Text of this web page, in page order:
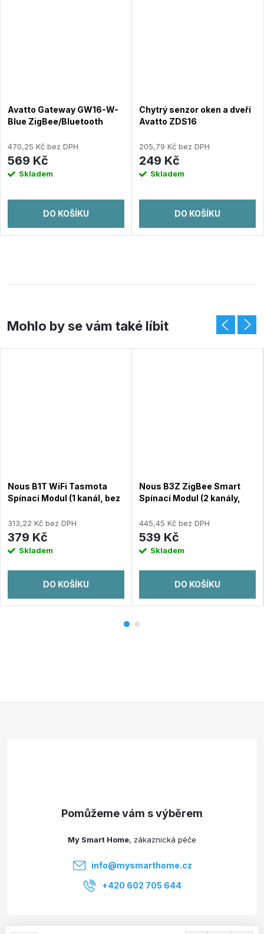
Avatto Gateway GW16-W-
Blue ZigBee/Bluetooth
470,25 Kč bez DPH
569 Kč
Skladem
DO KOŠÍKU
Chytrý senzor oken a dveří
Avatto ZDS16
205,79 Kč bez DPH
249 Kč
Skladem
DO KOŠÍKU
Nous B1T WiFi Tasmota
Spínací Modul (1 kanál, bez
313,22 Kč bez DPH
379 Kč
Skladem
DO KOŠÍKU
Nous B3Z ZigBee Smart
Spínací Modul (2 kanály,
445,45 Kč bez DPH
539 Kč
Skladem
DO KOŠÍKU
My Smart Home
info@mysmarthome.cz
+420 602 705 644